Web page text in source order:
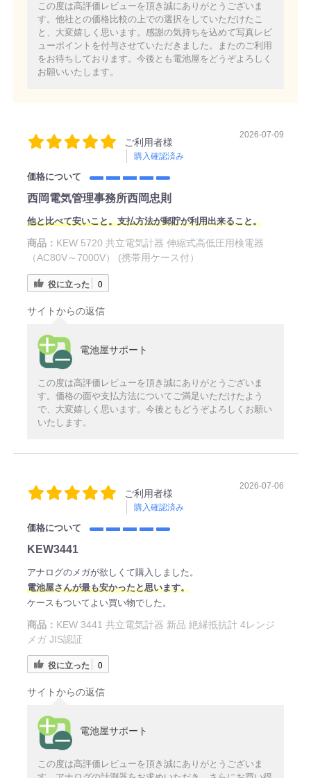
この度は高評価レビューを頂き誠にありがとうございま
す。他社との価格比較の上での選択をしていただけたこ
と、大変嬉しく思います。感謝の気持ちを込めて写真レビ
ューポイントを付与させていただきました。またのご利用
をお待ちしております。今後とも電池屋をどうぞよろしく
お願いいたします。
ご利用者様
購入確認済み
2026-07-09
価格について
西岡電気管理事務所西岡忠則
他と比べて安いこと。支払方法が郵貯が利用出来ること。
商品： KEW 5720 共立電気計器 伸縮式高低圧用検電器
（AC80V～7000V） (携帯用ケース付）
役に立った 0
サイトからの返信
電池屋サポート
この度は高評価レビューを頂き誠にありがとうございま
す。価格の面や支払方法についてご満足いただけたよう
で、大変嬉しく思います。今後ともどうぞよろしくお願い
いたします。
ご利用者様
購入確認済み
2026-07-06
価格について
KEW3441
アナログのメガが欲しくて購入しました。
電池屋さんが最も安かったと思います。
ケースもついてよい買い物でした。
商品： KEW 3441 共立電気計器 新品 絶縁抵抗計 4レンジ
メガ JIS認証
役に立った 0
サイトからの返信
電池屋サポート
この度は高評価レビューを頂き誠にありがとうございま